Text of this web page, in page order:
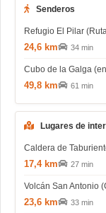
Senderos
Refugio El Pilar
24,6 km 34 min
Cubo de la Galga
49,8 km 61 min
Lugares de
Caldera de
17,4 km 27 min
Volcán San Antonio
23,6 km 33 min